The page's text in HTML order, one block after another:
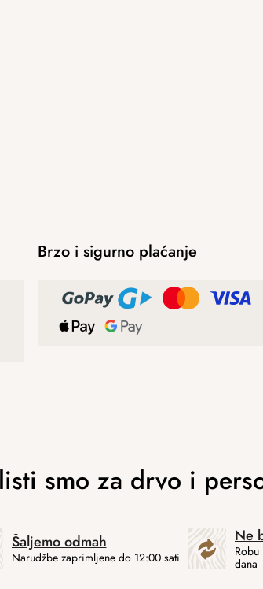
Brzo i sigurno plaćanje
Šaljemo odmah
Narudžbe zaprimljene do 12:00 sati
Ne
dana